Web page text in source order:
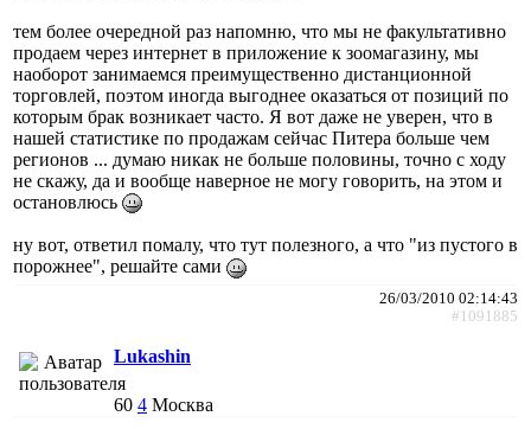
тем более очередной раз напомню, что мы не факультативно
продаем через интернет в приложение к зоомагазину, мы
наоборот занимаемся преимущественно дистанционной
торговлей, поэтом иногда выгоднее оказаться от позиций по
которым брак возникает часто. Я вот даже не уверен, что в
нашей статистике по продажам сейчас Питера больше чем
регионов ... думаю никак не больше половины, точно с ходу
не скажу, да и вообще наверное не могу говорить, на этом и
остановлюсь
ну вот, ответил помалу, что тут полезного, а что "из пустого в
порожнее", решайте сами
26/03/2010 02:14:43
#1091885
Lukashin
60 4 Москва